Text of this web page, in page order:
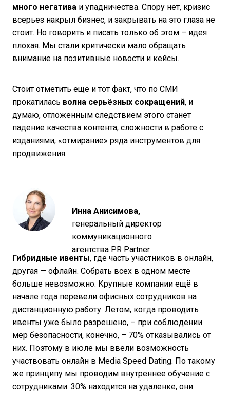
много негатива и упадничества. Спору нет, кризис
всерьез накрыл бизнес, и закрывать на это глаза не
стоит. Но говорить и писать только об этом – идея
плохая. Мы стали критически мало обращать
внимание на позитивные новости и кейсы.
Стоит отметить еще и тот факт, что по СМИ
прокатилась волна серьёзных сокращений, и
думаю, отложенным следствием этого станет
падение качества контента, сложности в работе с
изданиями, «отмирание» ряда инструментов для
продвижения.
Инна Анисимова,
генеральный директор
коммуникационного
агентства PR Partner
Гибридные ивенты, где часть участников в онлайн,
другая — офлайн. Собрать всех в одном месте
больше невозможно. Крупные компании ещё в
начале года перевели офисных сотрудников на
дистанционную работу. Летом, когда проводить
ивенты уже было разрешено, – при соблюдении
мер безопасности, конечно, – 70% отказывались от
них. Поэтому в июле мы ввели возможность
участвовать онлайн в Media Speed Dating. По такому
же принципу мы проводим внутреннее обучение с
сотрудниками: 30% находится на удаленке, они